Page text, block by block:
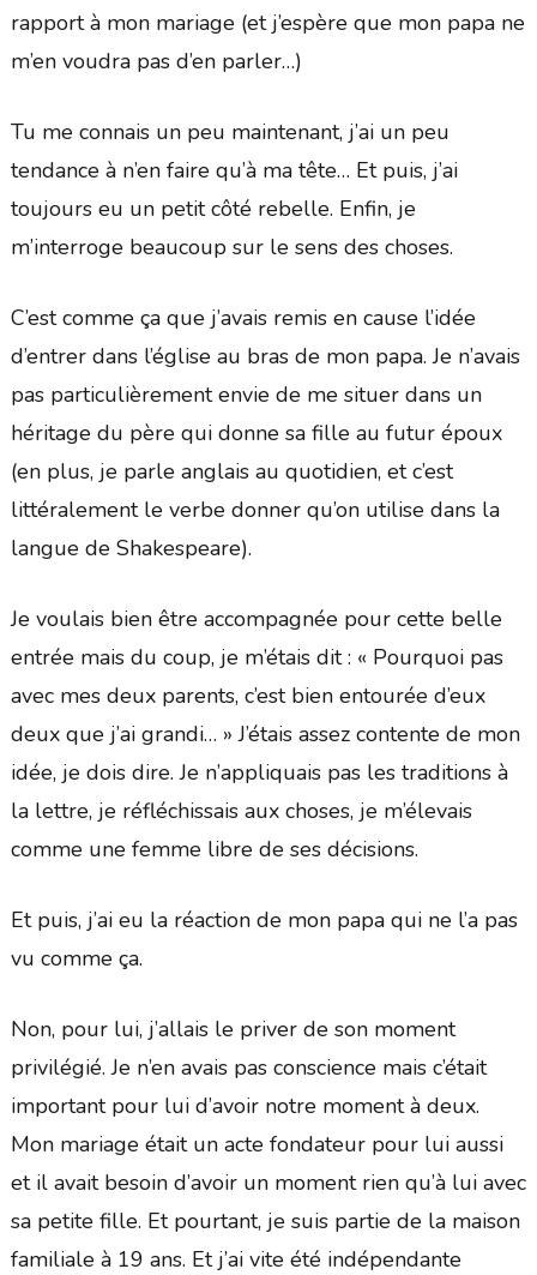
rapport à mon mariage (et j’espère que mon papa ne
m’en voudra pas d’en parler…)
Tu me connais un peu maintenant, j’ai un peu
tendance à n’en faire qu’à ma tête… Et puis, j’ai
toujours eu un petit côté rebelle. Enfin, je
m’interroge beaucoup sur le sens des choses.
C’est comme ça que j’avais remis en cause l’idée
d’entrer dans l’église au bras de mon papa. Je n’avais
pas particulièrement envie de me situer dans un
héritage du père qui donne sa fille au futur époux
(en plus, je parle anglais au quotidien, et c’est
littéralement le verbe donner qu’on utilise dans la
langue de Shakespeare).
Je voulais bien être accompagnée pour cette belle
entrée mais du coup, je m’étais dit : « Pourquoi pas
avec mes deux parents, c’est bien entourée d’eux
deux que j’ai grandi… » J’étais assez contente de mon
idée, je dois dire. Je n’appliquais pas les traditions à
la lettre, je réfléchissais aux choses, je m’élevais
comme une femme libre de ses décisions.
Et puis, j’ai eu la réaction de mon papa qui ne l’a pas
vu comme ça.
Non, pour lui, j’allais le priver de son moment
privilégié. Je n’en avais pas conscience mais c’était
important pour lui d’avoir notre moment à deux.
Mon mariage était un acte fondateur pour lui aussi
et il avait besoin d’avoir un moment rien qu’à lui avec
sa petite fille. Et pourtant, je suis partie de la maison
familiale à 19 ans. Et j’ai vite été indépendante